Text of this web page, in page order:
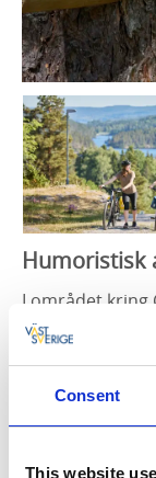
Consent
This website
Humoristisk
I området kring
aktivitetsbana
tolv
hitta dem.